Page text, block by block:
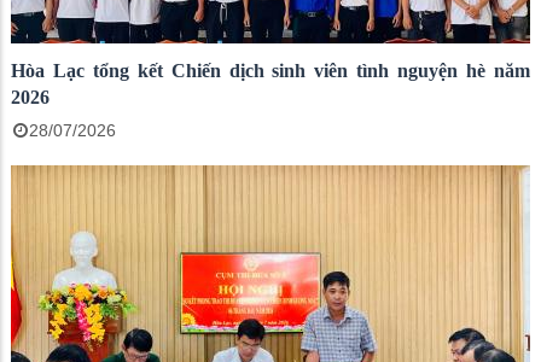
Hòa Lạc tổng kết Chiến dịch sinh viên tình nguyện hè năm
2026
28/07/2026